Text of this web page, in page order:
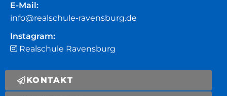
E-Mail:
info@realschule-ravensburg.de
Instagram:
Realschule Ravensburg
KONTAKT